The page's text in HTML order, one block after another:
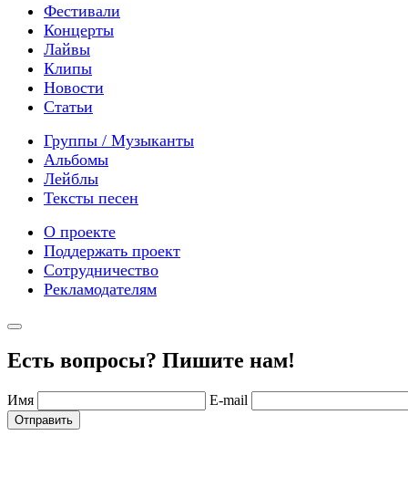
Фестивали
Концерты
Лайвы
Клипы
Новости
Статьи
Группы / Музыканты
Альбомы
Лейблы
Тексты песен
О проекте
Поддержать проект
Сотрудничество
Рекламодателям
Есть вопросы? Пишите нам!
Имя E-mail